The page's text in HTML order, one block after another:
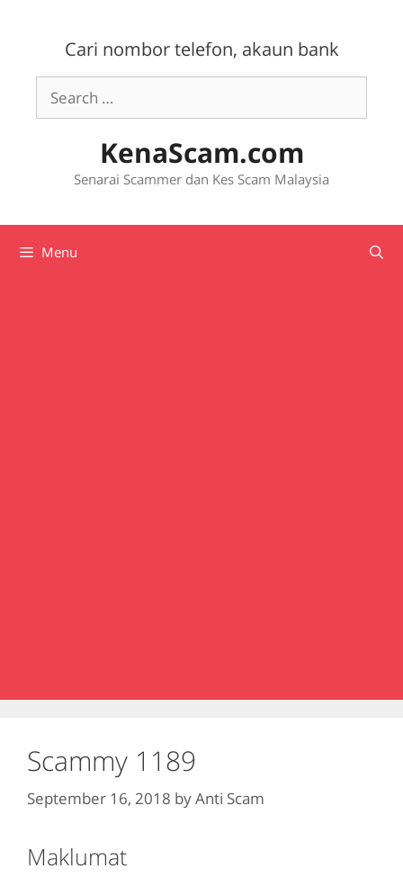
Cari nombor telefon, akaun bank
Search
for:
KenaScam.com
Senarai Scammer dan Kes Scam Malaysia
Menu
Scammy 1189
September 16, 2018 byAnti Scam
Maklumat